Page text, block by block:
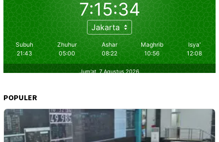
POPULER